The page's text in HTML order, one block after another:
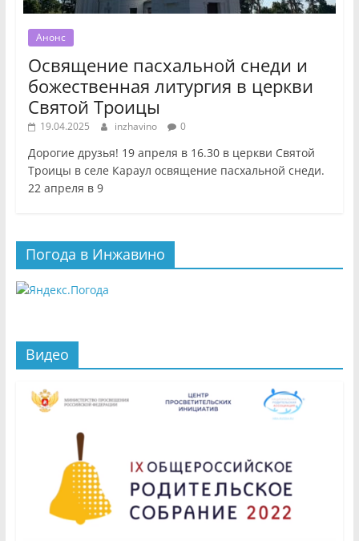
Анонс
Освящение пасхальной снеди и
божественная литургия в церкви
Святой Троицы
19.04.2025 inzhavino 0
Дорогие друзья! 19 апреля в 16.30 в церкви Святой
Троицы в селе Караул освящение пасхальной снеди.
22 апреля в 9
Погода в Инжавино
Видео